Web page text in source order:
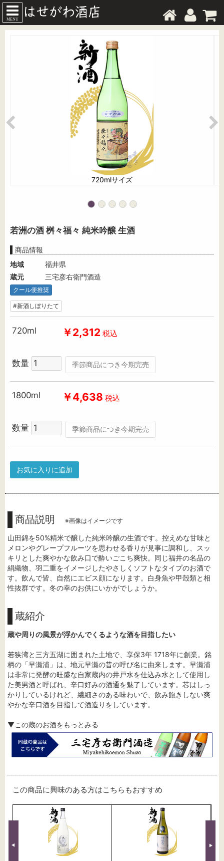
MENU
720mlサイズ
若洲の酒 桝々福々 純米吟醸 生酒
商品情報
地域
福井県
蔵元
三宅彦右衛門酒造
クール便推奨
#新酒しぼりたて
720ml ￥2,312 税込
数量 季節商品につき今期完売
1800ml ￥4,638 税込
数量 季節商品につき今期完売
お気に入りに追加
商品説明 ※画像はイメージです
山田錦を50%精米で醸した純米吟醸の生酒です。控えめな甘味と
メロンやグレープフルーツを思わせる香りが見事に調和し、スッ
キリとした爽やかな飲み口で酔いごこち爽快。同じ福井の名品の
絹織物、羽二重をイメージしたやさしくソフトなタイプのお酒で
す。飲んで皆、自然にエビス顔になります。白身魚や甲殻類と相
性抜群です。冬の幸のお供にいかがでしょうか。
蔵紹介
蔵や周りの風景が浮かんでくるような酒を目指したい
若狭湾と三方五湖に囲まれた土地で、享保3年 1718年に創業。銘
柄の「早瀬浦」は、地元早瀬の昔の呼び名に由来します。早瀬浦
は非常に発酵の旺盛な自家蔵内の井戸水を仕込み水として使用し
た美男酒と呼ばれ、辛口好みの酒通を魅了しています。芯はしっ
かりしているけれど、繊細さのある味わいで、飲み飽きしない爽
やかな辛口酒を目指して酒造りをしています。
▼この蔵のお酒をもっとみる
この商品に興味のある方はこちらもおすすめ